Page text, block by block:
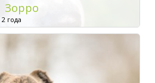
Зорро
2 года